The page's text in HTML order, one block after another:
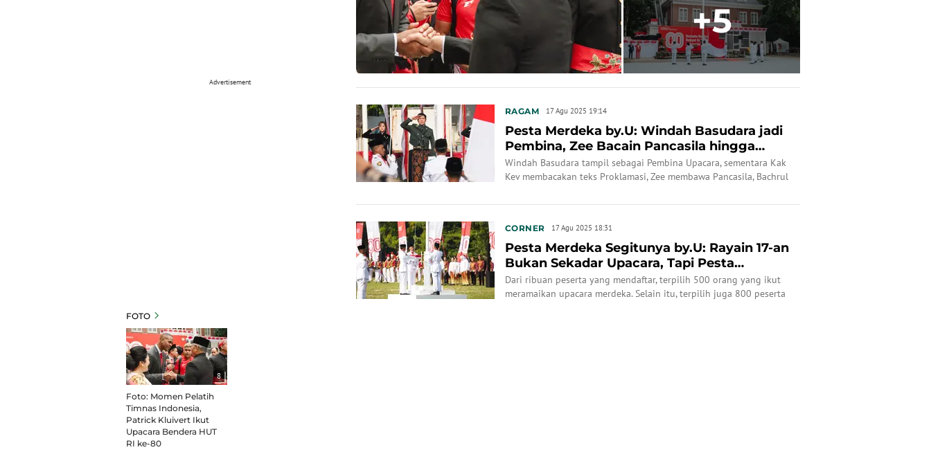
Advertisement
FOTO
8
Foto: Momen Pelatih
Timnas Indonesia,
Patrick Kluivert Ikut
Upacara Bendera HUT
RI ke-80
+5
RAGAM 17 Agu 2025 19:14
Pesta Merdeka by.U: Windah Basudara jadi
Pembina, Zee Bacain Pancasila hingga
Lomba Layang...
Windah Basudara tampil sebagai Pembina Upacara, sementara Kak
Kev membacakan teks Proklamasi, Zee membawa Pancasila, Bachrul
CORNER 17 Agu 2025 18:31
Pesta Merdeka Segitunya by.U: Rayain 17-an
Bukan Sekadar Upacara, Tapi Pesta
Kebebasan Eks...
Dari ribuan peserta yang mendaftar, terpilih 500 orang yang ikut
meramaikan upacara merdeka. Selain itu, terpilih juga 800 peserta